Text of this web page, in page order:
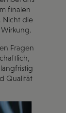
finalen
Nicht die
Wirkung.
Fragen
Qualität